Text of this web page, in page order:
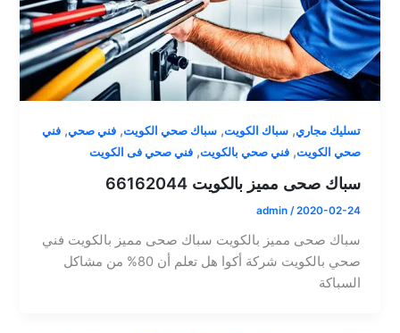
تسليك مجاري,سباك الكويت,سباك صحي الكويت,فني صحي,فني
صحي الكويت,فني صحي بالكويت,فني صحي فى الكويت
سباك صحى مميز بالكويت 66162044
admin /2020-02-24
سباك صحى مميز بالكويت سباك صحى مميز بالكويت فني
صحي بالكويت شركة أكوا هل تعلم أن 80% من مشاكل
السباكة